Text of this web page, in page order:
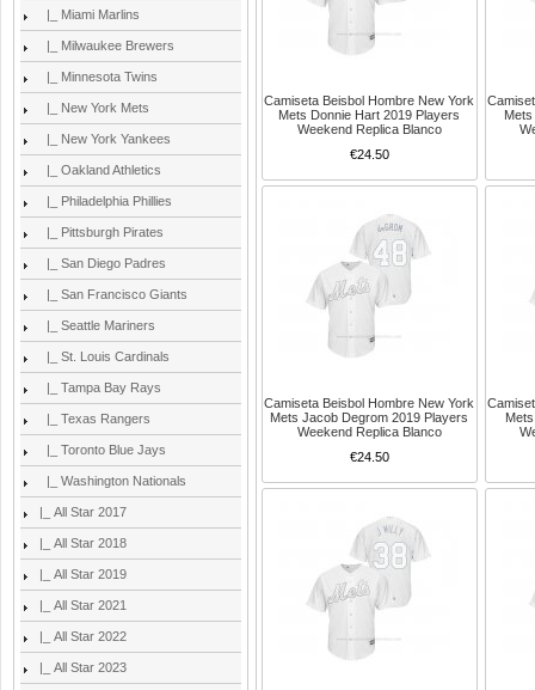
|_ Miami Marlins
|_ Milwaukee Brewers
|_ Minnesota Twins
|_ New York Mets
|_ New York Yankees
|_ Oakland Athletics
|_ Philadelphia Phillies
|_ Pittsburgh Pirates
|_ San Diego Padres
|_ San Francisco Giants
|_ Seattle Mariners
|_ St. Louis Cardinals
|_ Tampa Bay Rays
|_ Texas Rangers
|_ Toronto Blue Jays
|_ Washington Nationals
|_ All Star 2017
|_ All Star 2018
|_ All Star 2019
|_ All Star 2021
|_ All Star 2022
|_ All Star 2023
Camiseta Beisbol Hombre New York
Mets Donnie Hart 2019 Players
Weekend Replica Blanco
€24.50
Camiseta Beisbol Hombre New York
Mets Jacob Degrom 2019 Players
Weekend Replica Blanco
€24.50